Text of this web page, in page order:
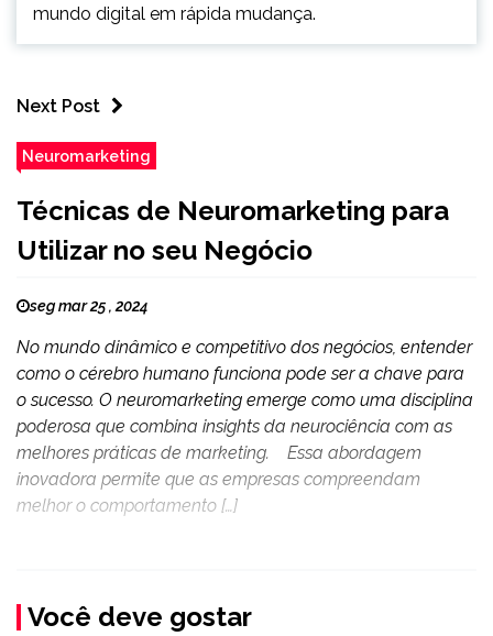
mundo digital em rápida mudança.
Next Post
Neuromarketing
Técnicas de Neuromarketing para
Utilizar no seu Negócio
seg mar 25 , 2024
No mundo dinâmico e competitivo dos negócios, entender
como o cérebro humano funciona pode ser a chave para
o sucesso. O neuromarketing emerge como uma disciplina
poderosa que combina insights da neurociência com as
melhores práticas de marketing. Essa abordagem
inovadora permite que as empresas compreendam
melhor o comportamento […]
Você deve gostar